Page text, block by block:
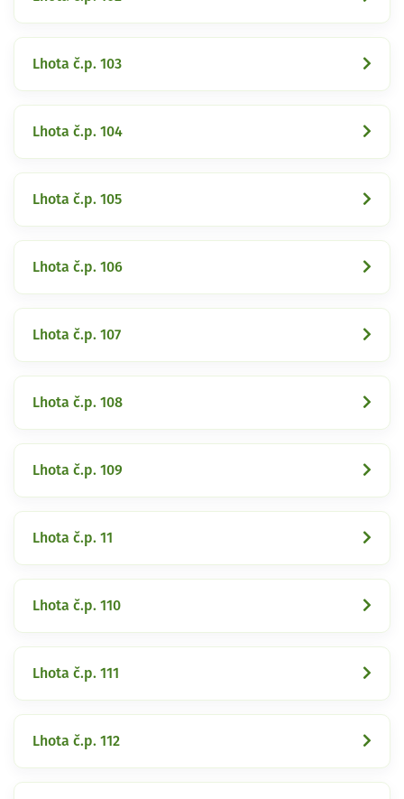
Lhota č.p. 103
Lhota č.p. 104
Lhota č.p. 105
Lhota č.p. 106
Lhota č.p. 107
Lhota č.p. 108
Lhota č.p. 109
Lhota č.p. 11
Lhota č.p. 110
Lhota č.p. 111
Lhota č.p. 112